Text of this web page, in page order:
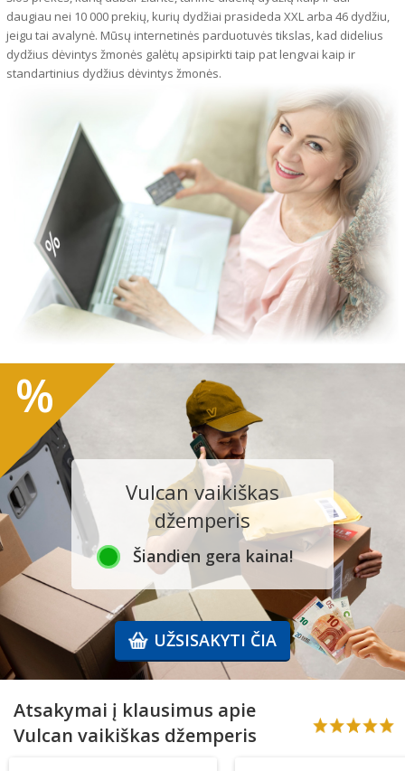
daugiau nei 10 000 prekių, kurių dydžiai prasideda XXL arba 46 dydžiu,
jeigu tai avalynė. Mūsų internetinės parduotuvės tikslas, kad didelius
dydžius dėvintys žmonės galėtų apsipirkti taip pat lengvai kaip ir
standartinius dydžius dėvintys žmonės.
Vulcan vaikiškas
džemperis
Šiandien gera kaina!
UŽSISAKYTI ČIA
%
Atsakymai į klausimus apie
Vulcan vaikiškas džemperis